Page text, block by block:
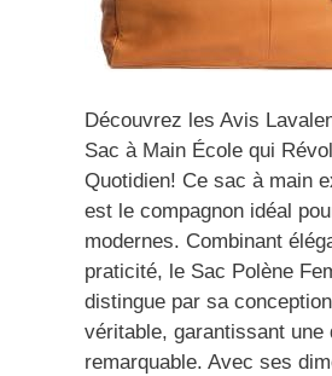
Découvrez les Avis
Sac à Main École qui
Quotidien! Ce sac à main
est le compagnon idéal
modernes. Combinant
praticité, le Sac Polène
distingue par sa
véritable, garantissant une
remarquable. Avec ses